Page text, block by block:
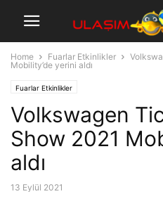
Home Fuarlar Etkinlikler
Mobility’de yerini aldı
Fuarlar Etkinlikler
Volkswagen
Show 2021
aldı
13 Eylül 2021